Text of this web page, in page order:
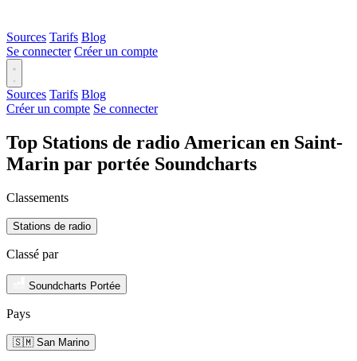
Sources Tarifs Blog
Se connecter Créer un compte
Sources Tarifs Blog
Créer un compte Se connecter
Top Stations de radio American en Saint-
Marin par portée Soundcharts
Classements
Stations de radio
Classé par
Soundcharts Portée
Pays
🇸🇲 San Marino